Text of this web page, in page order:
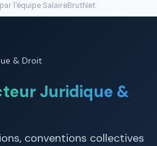
l'équipe SalaireBrutNet
& Droit
Juridique &
conventions collectives